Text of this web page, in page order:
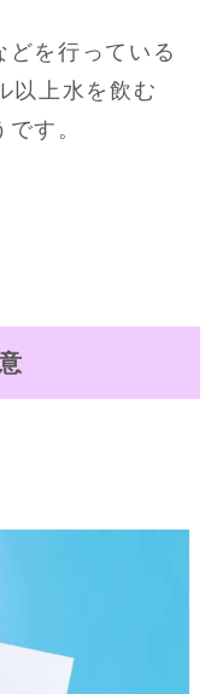
どを行っている
以上水を飲む
す。